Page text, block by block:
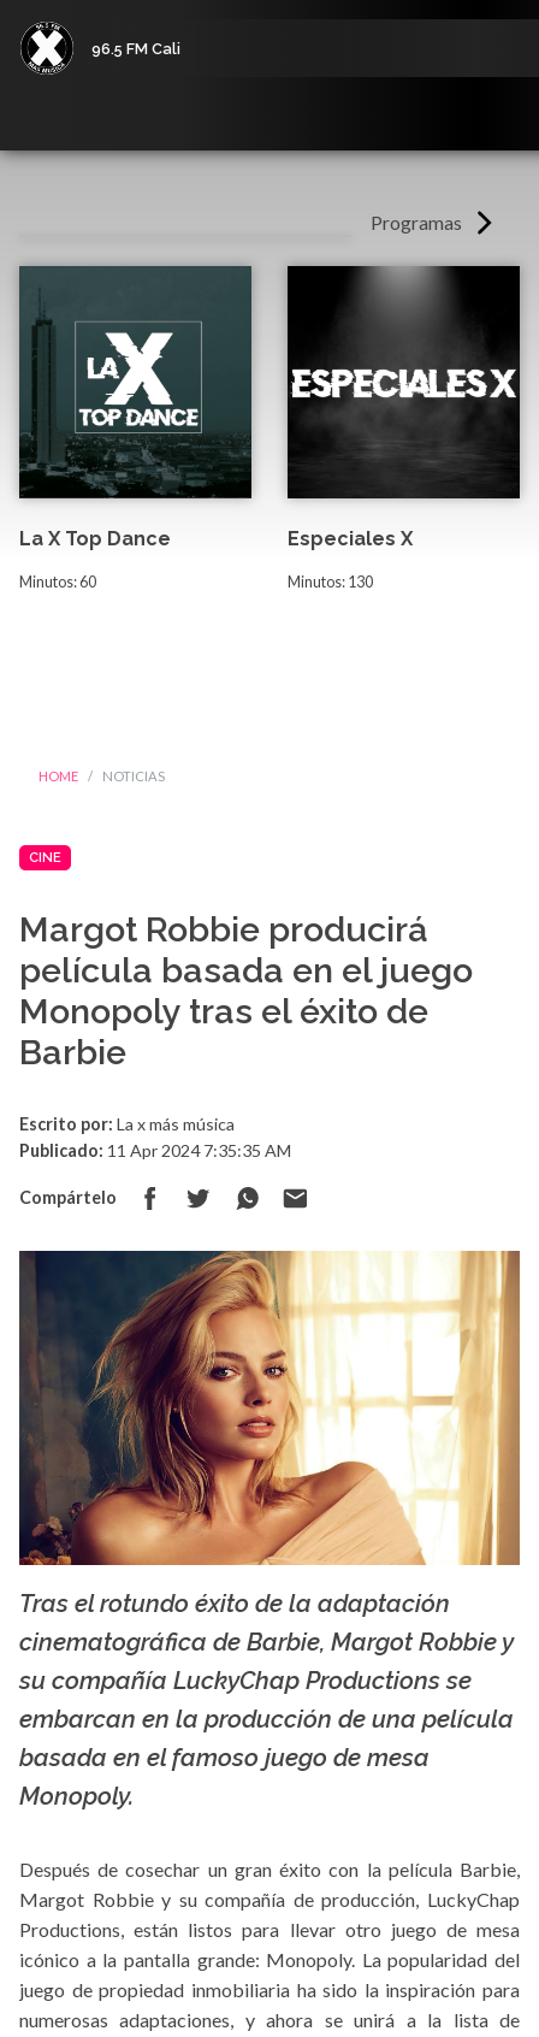
96.5 FM Cali
Programas
La X Top Dance
Minutos: 60
Especiales X
Minutos: 130
HOME NOTICIAS
CINE
Margot Robbie producirá
película basada en el juego
Monopoly tras el éxito de
Barbie
Escrito por: La x más música
Publicado: 11 Apr 2024 7:35:35 AM
Compártelo
La X mas música
Tras el rotundo éxito de la adaptación
cinematográfica de Barbie, Margot Robbie y
su compañía LuckyChap Productions se
embarcan en la producción de una película
basada en el famoso juego de mesa
Monopoly.
Después de cosechar un gran éxito con la película Barbie,
Margot Robbie y su compañía de producción, LuckyChap
Productions, están listos para llevar otro juego de mesa
icónico a la pantalla grande: Monopoly. La popularidad del
juego de propiedad inmobiliaria ha sido la inspiración para
numerosas adaptaciones, y ahora se unirá a la lista de